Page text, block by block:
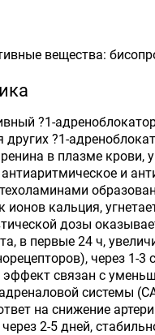
вещества:
?1-
?1-
в плазме
антиаритмическое и
ионов кальция,
дозы
в первые 24 ч,
через 1-
эффект связан с
системы
на снижение
2-5 дней,